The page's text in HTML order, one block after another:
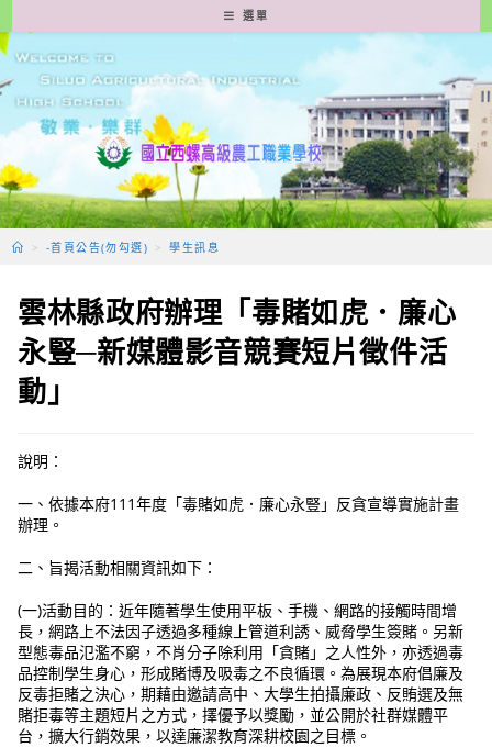
轉
至
要
容
選單
> -首頁公告(勿勾選) > 學生訊息
雲林縣政府辦理「毒賭如虎．廉心
永豎─新媒體影音競賽短片徵件活
動」
說明：
一、依據本府111年度「毒賭如虎．廉心永豎」反貪宣導實施計畫
辦理。
二、旨揭活動相關資訊如下：
(一)活動目的：近年隨著學生使用平板、手機、網路的接觸時間增
長，網路上不法因子透過多種線上管道利誘、威脅學生簽賭。另新
型態毒品氾濫不窮，不肖分子除利用「貪賭」之人性外，亦透過毒
品控制學生身心，形成賭博及吸毒之不良循環。為展現本府倡廉及
反毒拒賭之決心，期藉由邀請高中、大學生拍攝廉政、反賄選及無
賭拒毒等主題短片之方式，擇優予以獎勵，並公開於社群媒體平
台，擴大行銷效果，以達廉潔教育深耕校園之目標。